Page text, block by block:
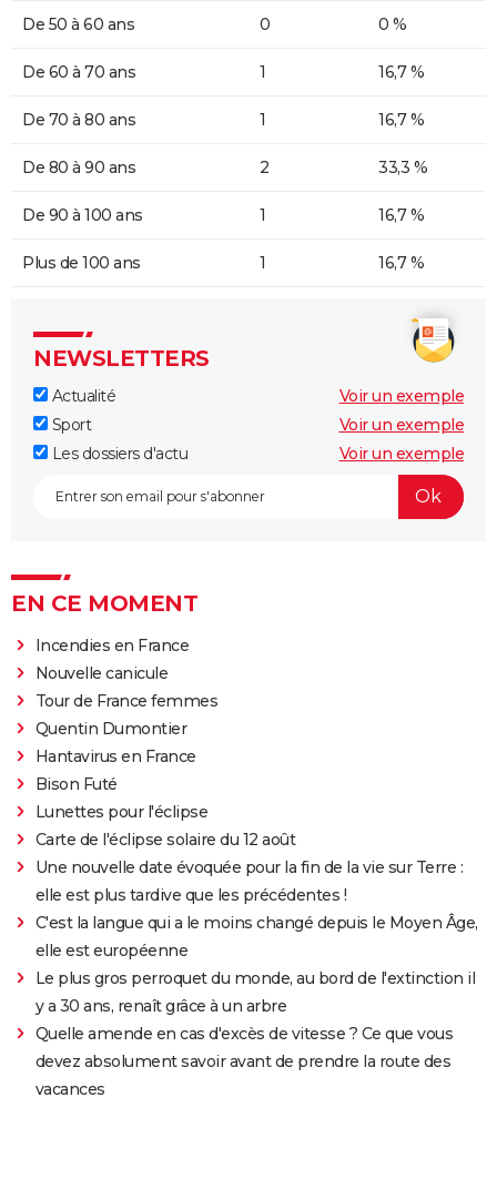
De 50 à 60 ans 0 0 %
De 60 à 70 ans 1 16,7 %
De 70 à 80 ans 1 16,7 %
De 80 à 90 ans 2 33,3 %
De 90 à 100 ans 1 16,7 %
Plus de 100 ans 1 16,7 %
NEWSLETTERS
Actualité
Voir un exemple
Sport
Voir un exemple
Les dossiers d'actu
Voir un exemple
EN CE MOMENT
Incendies en France
Nouvelle canicule
Tour de France femmes
Quentin Dumontier
Hantavirus en France
Bison Futé
Lunettes pour l'éclipse
Carte de l'éclipse solaire du 12 août
Une nouvelle date évoquée pour la fin de la vie sur Terre :
elle est plus tardive que les précédentes !
C'est la langue qui a le moins changé depuis le Moyen Âge,
elle est européenne
Le plus gros perroquet du monde, au bord de l'extinction il
y a 30 ans, renaît grâce à un arbre
Quelle amende en cas d'excès de vitesse ? Ce que vous
devez absolument savoir avant de prendre la route des
vacances